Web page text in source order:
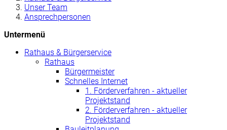
Unser Team
Ansprechpersonen
Untermenü
Rathaus & Bürgerservice
Rathaus
Bürgermeister
Schnelles Internet
1. Förderverfahren - aktueller
Projektstand
2. Förderverfahren - aktueller
Projektstand